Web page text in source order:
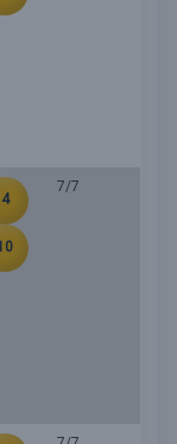
4
7/7